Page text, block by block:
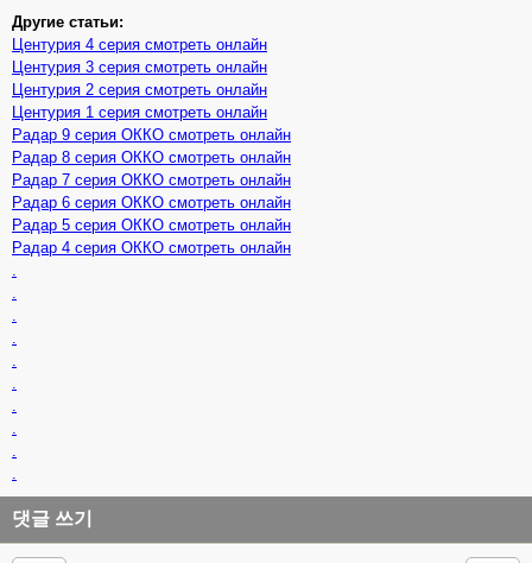
Другие статьи:
Центурия 4 серия смотреть онлайн
Центурия 3 серия смотреть онлайн
Центурия 2 серия смотреть онлайн
Центурия 1 серия смотреть онлайн
Радар 9 серия ОККО смотреть онлайн
Радар 8 серия ОККО смотреть онлайн
Радар 7 серия ОККО смотреть онлайн
Радар 6 серия ОККО смотреть онлайн
Радар 5 серия ОККО смотреть онлайн
Радар 4 серия ОККО смотреть онлайн
댓글 쓰기